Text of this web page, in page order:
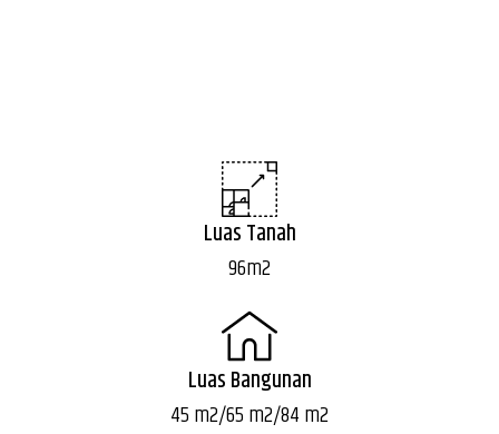
Luas Tanah
96m2
Luas Bangunan
45 m2/65 m2/84 m2